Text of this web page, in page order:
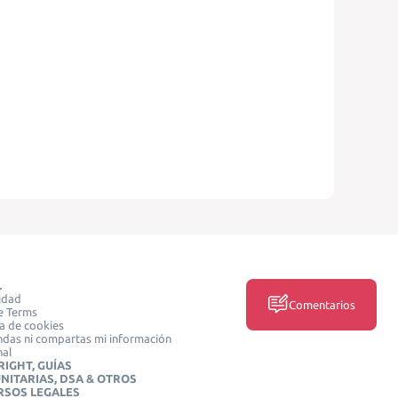
Terms
de cookies
ni compartas mi información
GUÍAS
DSA & OTROS
LEGALES
Comentarios